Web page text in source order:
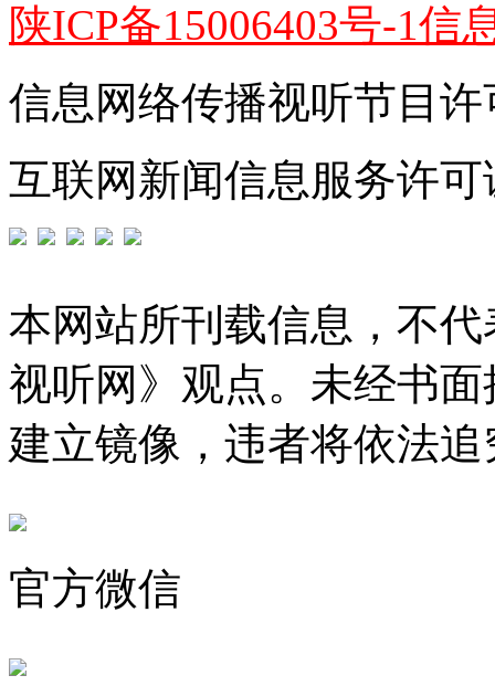
陕ICP备15006403号-1信
信息网络传播视听节目许
互联网新闻信息服务许可
本网站所刊载信息，不
视听网》观点。未经书
建立镜像，违者将依法
官方微信